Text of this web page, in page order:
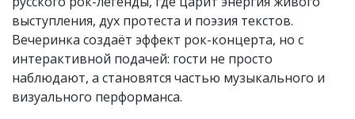
выступления, дух протеста и поэзия текстов.
Вечеринка создаёт эффект рок-концерта, но с
интерактивной подачей: гости не просто
наблюдают, а становятся частью музыкального и
визуального перформанса.